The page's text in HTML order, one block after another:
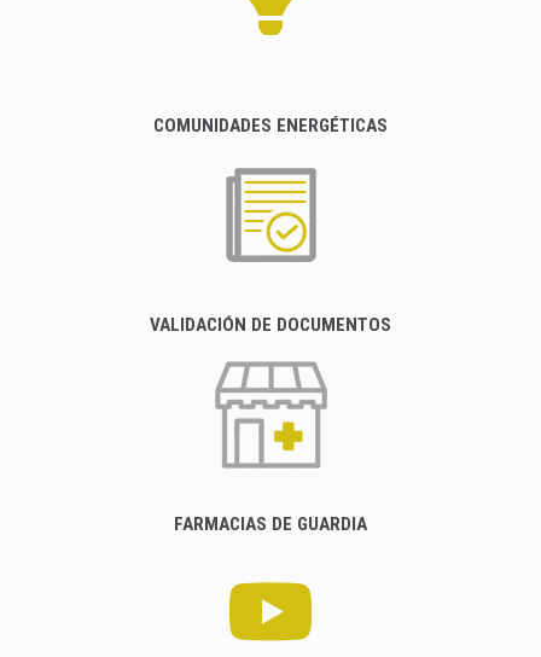
COMUNIDADES ENERGÉTICAS
VALIDACIÓN DE DOCUMENTOS
FARMACIAS DE GUARDIA